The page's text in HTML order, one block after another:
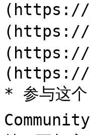
(https://
(https://
(https://
(https://
* 参与这